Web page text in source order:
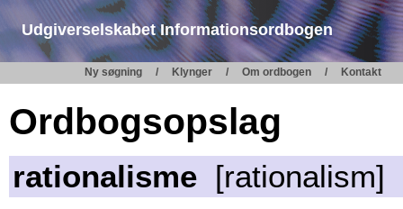
Udgiverselskabet Informationsordbogen
Ny søgning Klynger Om ordbogen Kontakt
Ordbogsopslag
rationalisme [rationalism]